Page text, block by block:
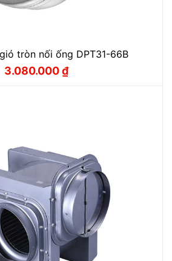
tròn nối ống DPT31-66B
Giá
3.080.000₫
Giá